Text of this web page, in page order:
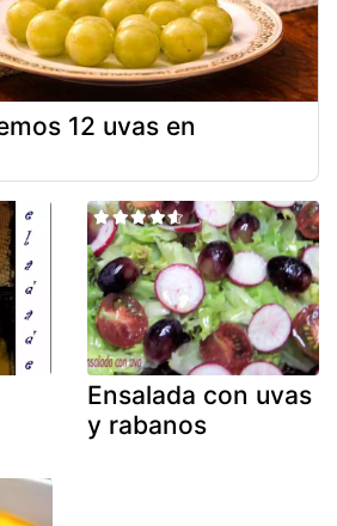
12 uvas en
Ensalada con uvas
y rabanos